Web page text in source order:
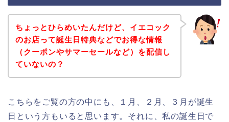
ちょっとひらめいたんだけど、イエコック
のお店って誕生日特典などでお得な情報
（クーポンやサマーセールなど）を配信し
ていないの？
こちらをご覧の方の中にも、１月、２月、３月が誕生
日という方もいると思います。それに、私の誕生日で